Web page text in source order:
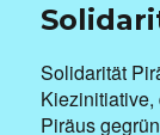
Solidarität
Piräus